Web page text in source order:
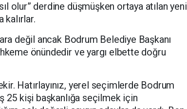
olur” derdine düşmüşken ortaya atılan yeni
kalırlar.
değil ancak Bodrum Belediye Başkanı
önündedir ve yargı elbette doğru
Hatırlayınız, yerel seçimlerde Bodrum
25 kişi başkanlığa seçilmek için